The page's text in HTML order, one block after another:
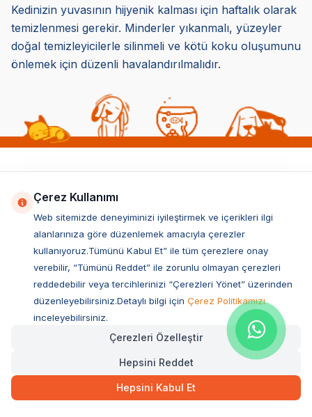
Kedinizin yuvasının hijyenik kalması için haftalık olarak
temizlenmesi gerekir. Minderler yıkanmalı, yüzeyler
doğal temizleyicilerle silinmeli ve kötü koku oluşumunu
önlemek için düzenli havalandırılmalıdır.
Kedi Maması
Kısırlaştırılmış Kedi Maması
Yetişkin Kedi Maması
Kedi Kumu
Kedi Konservesi & Yaş Maması
Kedi Oyuncakları
Kedi Yatakları
Çerez Kullanımı
Web sitemizde deneyiminizi iyileştirmek ve içerikleri ilgi
alanlarınıza göre düzenlemek amacıyla çerezler
kullanıyoruz.Tümünü Kabul Et” ile tüm çerezlere onay
verebilir, “Tümünü Reddet” ile zorunlu olmayan çerezleri
reddedebilir veya tercihlerinizi “Çerezleri Yönet” üzerinden
düzenleyebilirsiniz.Detaylı bilgi için Çerez Politikamızı
inceleyebilirsiniz.
Çerezleri Özelleştir
Hepsini Reddet
Hepsini Kabul Et